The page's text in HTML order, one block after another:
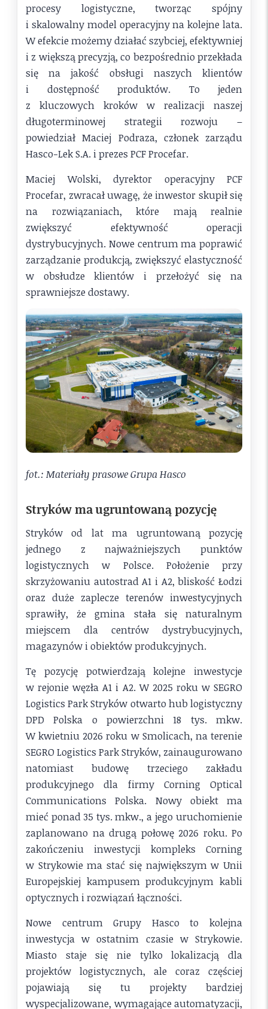
procesy logistyczne, tworząc spójny
i skalowalny model operacyjny na kolejne lata.
W efekcie możemy działać szybciej, efektywniej
i z większą precyzją, co bezpośrednio przekłada
się na jakość obsługi naszych klientów
i dostępność produktów. To jeden
z kluczowych kroków w realizacji naszej
długoterminowej strategii rozwoju –
powiedział Maciej Podraza, członek zarządu
Hasco-Lek S.A. i prezes PCF Procefar.
Maciej Wolski, dyrektor operacyjny PCF
Procefar, zwracał uwagę, że inwestor skupił się
na rozwiązaniach, które mają realnie
zwiększyć efektywność operacji
dystrybucyjnych. Nowe centrum ma poprawić
zarządzanie produkcją, zwiększyć elastyczność
w obsłudze klientów i przełożyć się na
sprawniejsze dostawy.
fot.: Materiały prasowe Grupa Hasco
Stryków ma ugruntowaną pozycję
Stryków od lat ma ugruntowaną pozycję
jednego z najważniejszych punktów
logistycznych w Polsce. Położenie przy
skrzyżowaniu autostrad A1 i A2, bliskość Łodzi
oraz duże zaplecze terenów inwestycyjnych
sprawiły, że gmina stała się naturalnym
miejscem dla centrów dystrybucyjnych,
magazynów i obiektów produkcyjnych.
Tę pozycję potwierdzają kolejne inwestycje
w rejonie węzła A1 i A2. W 2025 roku w SEGRO
Logistics Park Stryków otwarto hub logistyczny
DPD Polska o powierzchni 18 tys. mkw.
W kwietniu 2026 roku w Smolicach, na terenie
SEGRO Logistics Park Stryków, zainaugurowano
natomiast budowę trzeciego zakładu
produkcyjnego dla firmy Corning Optical
Communications Polska. Nowy obiekt ma
mieć ponad 35 tys. mkw., a jego uruchomienie
zaplanowano na drugą połowę 2026 roku. Po
zakończeniu inwestycji kompleks Corning
w Strykowie ma stać się największym w Unii
Europejskiej kampusem produkcyjnym kabli
optycznych i rozwiązań łączności.
Nowe centrum Grupy Hasco to kolejna
inwestycja w ostatnim czasie w Strykowie.
Miasto staje się nie tylko lokalizacją dla
projektów logistycznych, ale coraz częściej
pojawiają się tu projekty bardziej
wyspecjalizowane, wymagające automatyzacji,